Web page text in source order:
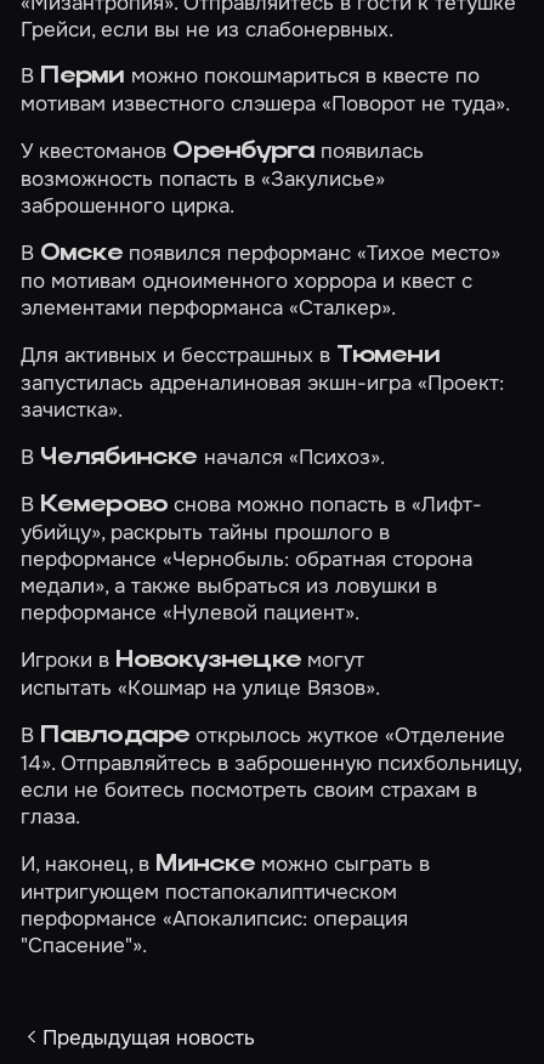
Грейси, если вы не из слабонервных.
В Перми можно покошмариться в квесте по
мотивам известного слэшера«Поворот не туда».
У квестоманов Оренбурга появилась
возможность попасть в«Закулисье»
заброшенного цирка.
В Омскепоявился перформанс «Тихое место»
по мотивам одноименного хоррора и квест с
элементами перформанса«Сталкер».
Для активных и бесстрашных в Тюмени
запустилась адреналиновая экшн-игра«Проект:
зачистка».
В Челябинске начался «Психоз».
В Кемерово снова можно попасть в«Лифт-
убийцу», раскрыть тайны прошлого в
перформансе«Чернобыль: обратная сторона
медали», а также выбраться из ловушки в
перформансе«Нулевой пациент».
Игроки в Новокузнецке могут
испытать«Кошмар на улице Вязов».
В Павлодаре открылось жуткое «Отделение
14». Отправляйтесь в заброшенную психбольницу,
если не боитесь посмотреть своим страхам в
глаза.
И, наконец, в Минскеможно сыграть в
интригующем постапокалиптическом
перформансе«Апокалипсис: операция
"Спасение"».
Предыдущая новость